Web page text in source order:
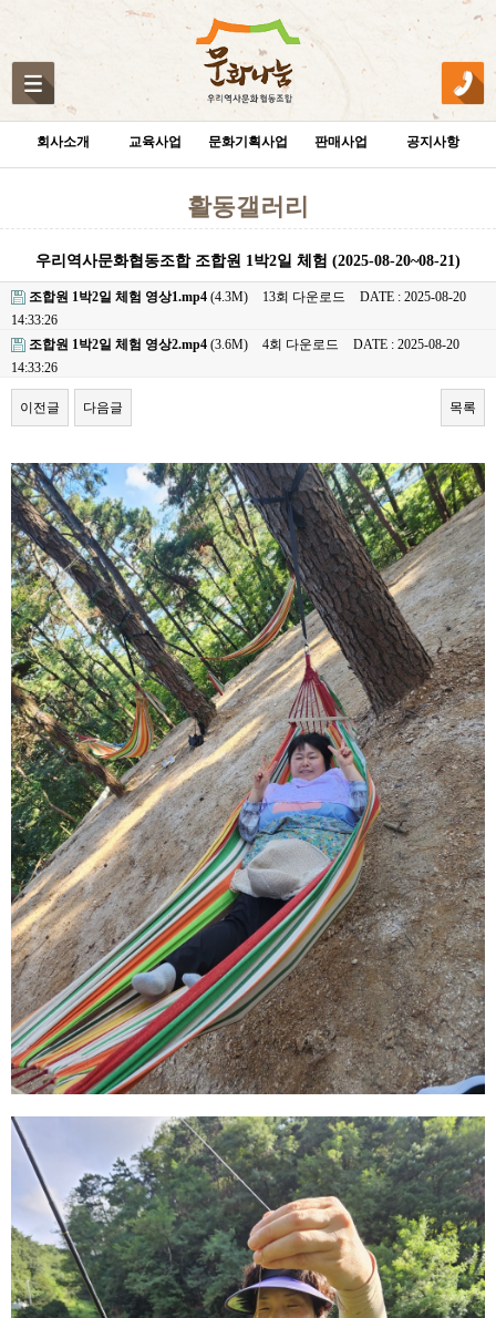
회사소개 교육사업 문화기획사업 판매사업 공지사항
활동갤러리
우리역사문화협동조합 조합원 1박2일 체험 (2025-08-20~08-21)
조합원 1박2일 체험 영상1.mp4 (4.3M) 13회 다운로드
DATE : 2025-08-20
14:33:26
조합원 1박2일 체험 영상2.mp4 (3.6M) 4회 다운로드
DATE : 2025-08-20
14:33:26
이전글 다음글 목록
본문